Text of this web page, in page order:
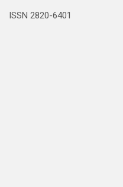
ISSN 2820-6401